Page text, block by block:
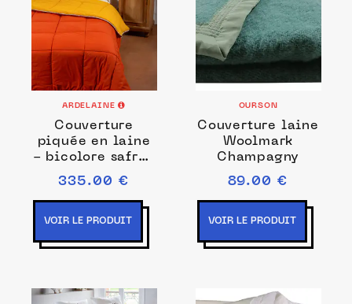
ARDELAINE
Couverture
piquée en laine
- bicolore safran
rouille
335.00 €
VOIR LE PRODUIT
OURSON
Couverture laine
Woolmark
Champagny
89.00 €
VOIR LE PRODUIT